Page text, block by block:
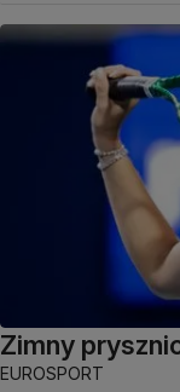
Zimny
EUROSPORT